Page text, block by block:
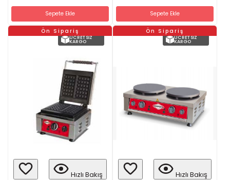
Sepete Ekle Sepete Ekle
Ön Sipariş
ÜCRETSIZ
KARGO
Hızlı Bakış
Ön Sipariş
ÜCRETSIZ
KARGO
Hızlı Bakış